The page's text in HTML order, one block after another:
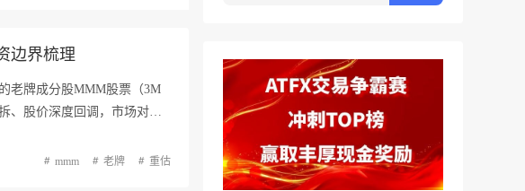
边界梳理
老牌成分股MMM股票（3M
、股价深度回调，市场对…
mmm 老牌 重估